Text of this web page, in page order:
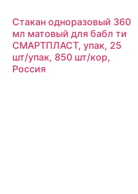
Стакан одноразовый 360
мл матовый для бабл ти
СМАРТПЛАСТ, упак, 25
шт/упак, 850 шт/кор,
Россия